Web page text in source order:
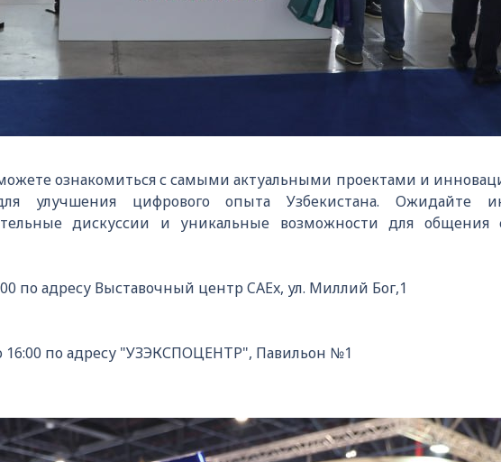
ознакомиться с самыми актуальными проектами и
улучшения цифрового опыта Узбекистана. Ожидайте
дискуссии и уникальные возможности для общения
по адресу Выставочный центр CAEx, ул. Миллий Бог,1
16:00 по адресу "УЗЭКСПОЦЕНТР", Павильон №1